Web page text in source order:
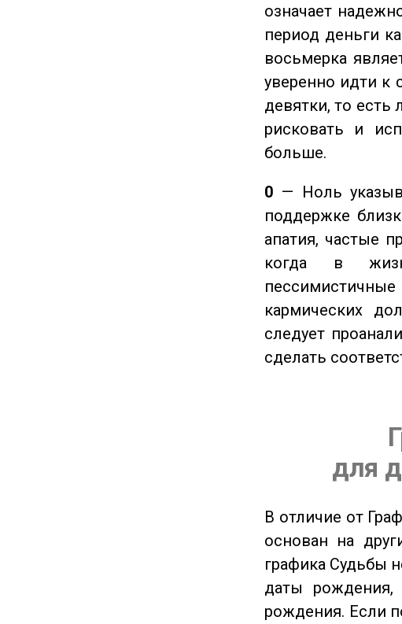
означает
период деньги
восьмерка
уверенно идти к
девятки, то
рисковать и
больше.
0 — Ноль
поддержке
апатия, частые
когда в
кармических
следует
сделать
для
В отличие от
основан на
графика Судьбы
даты рождения,
рождения. Если